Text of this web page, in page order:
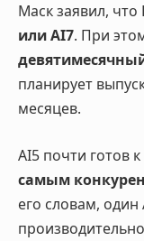
Маск заявил, что
или AI7. При
планирует
месяцев.
AI5 почти готов
самым
его словам,